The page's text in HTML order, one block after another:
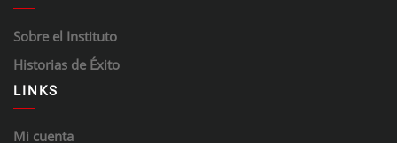
Sobre el Instituto
Historias de Éxito
LINKS
Mi cuenta